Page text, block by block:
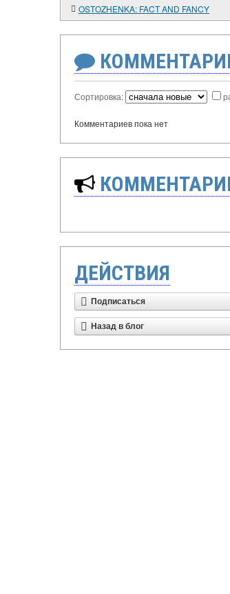
OSTOZHENKA: FACT AND FANCY
Сортировка:
Комментариев пока нет
ДЕЙСТВИЯ
Подписаться
Назад в блог